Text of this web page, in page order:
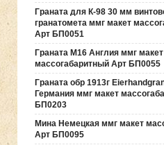
Граната для К-98 30 мм
гранатомета ммг макет
Арт БП0051
Граната М16 Англия ммг макет
массогабаритный Арт БП0055
Граната обр 1913г
Германия ммг макет
БП0203
Мина Немецкая ммг макет
Арт БП0095